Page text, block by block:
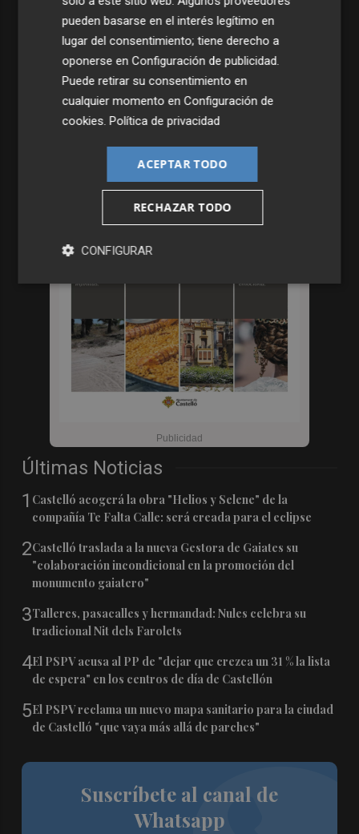
Últimas Noticias
1 Castelló acogerá la obra "Helios y Selene" de la
compañía Te Falta Calle: será creada para el eclipse
2Castelló traslada a la nueva Gestora de Gaiates su
"colaboración incondicional en la promoción del
monumento gaiatero"
3Talleres, pasacalles y hermandad: Nules celebra su
tradicional Nit dels Farolets
4El PSPV acusa al PP de "dejar que crezca un 31 % la lista
de espera" en los centros de día de Castellón
5El PSPV reclama un nuevo mapa sanitario para la ciudad
de Castelló "que vaya más allá de parches"
Suscríbete al canal de
Whatsapp
pueden basarse en el interés legítimo en
lugar del consentimiento; tiene derecho a
oponerse enConfiguración de publicidad.
Puede retirar su consentimiento en
cualquier momento enConfiguración de
cookies.Política de privacidad
ACEPTAR TODO
RECHAZAR TODO
CONFIGURAR